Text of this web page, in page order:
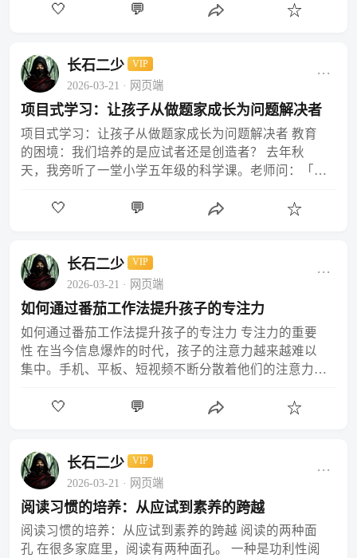
良好人际关…
🤍 💬 ☆
长石二少 VIP
2026-03-21 · 网页端
···
项目式学习：让孩子从做题家成长为问题解决者
项目式学习：让孩子从做题家成长为问题解决者 教育
的困境：我们培养的是应试者还是创造者？ 去年秋
天，我旁听了一堂小学五年级的科学课。老师问：「水
上的标准答…
🤍 💬 ☆
长石二少 VIP
2026-03-21 · 网页端
···
如何通过番茄工作法提升孩子的专注力
如何通过番茄工作法提升孩子的专注力 专注力的重要
性 在当今信息爆炸的时代，孩子的注意力越来越难以
集中。手机、平板、短视频不断分散着他们的注意力。
方法也无…
🤍 💬 ☆
长石二少 VIP
2026-03-21 · 网页端
···
阅读习惯的培养：从应试到素养的跨越
阅读习惯的培养：从应试到素养的跨越 阅读的两种面
孔 在很多家庭里，阅读有两种面孔。 一种是功利性阅